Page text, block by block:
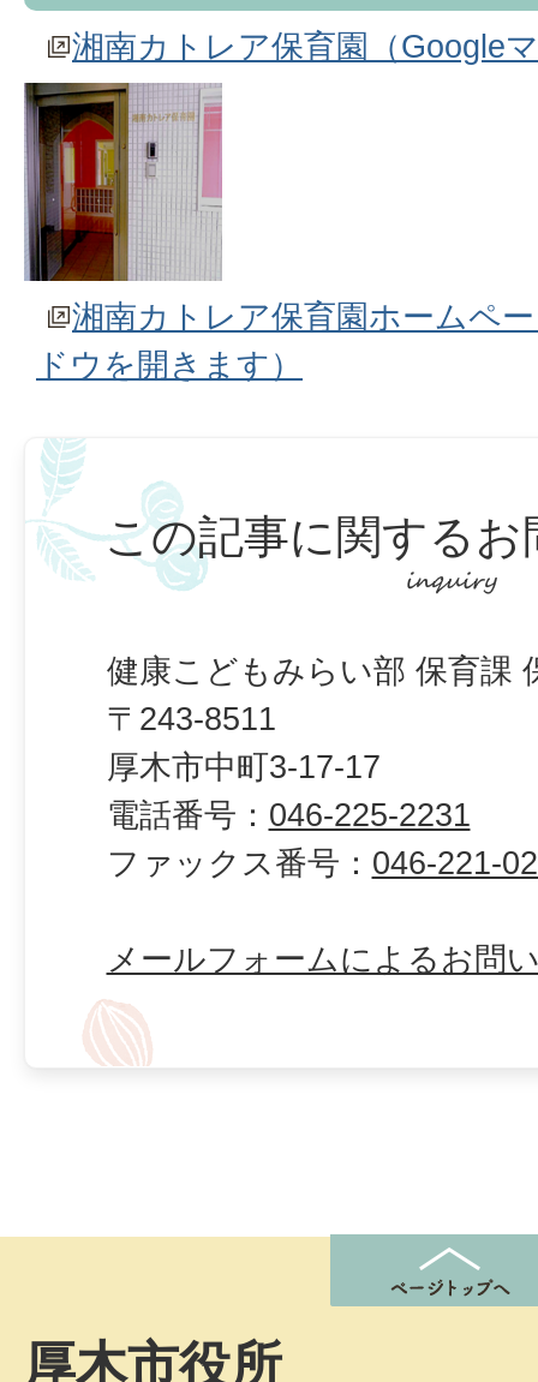
湘南カトレア保育園（Google
湘南カトレア保育園ホームペ
ドウを開きます）
この記事に関するお
健康こどもみらい部 保育課
〒243-8511
厚木市中町3-17-17
電話番号： 046-225-2231
ファックス番号： 046-221-
メールフォームによるお問
厚木市役所